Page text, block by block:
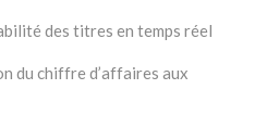
des titres en temps réel
du chiffre d’affaires aux